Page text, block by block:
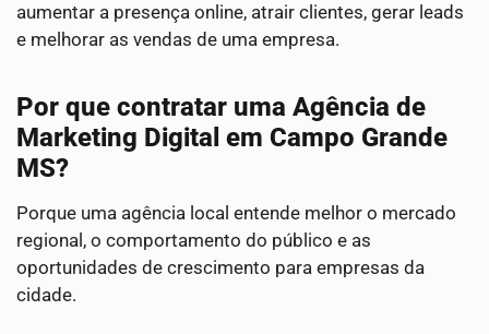
aumentar a presença online, atrair clientes, gerar leads
e melhorar as vendas de uma empresa.
Por que contratar uma Agência de
Marketing Digital em Campo Grande
MS?
Porque uma agência local entende melhor o mercado
regional, o comportamento do público e as
oportunidades de crescimento para empresas da
cidade.